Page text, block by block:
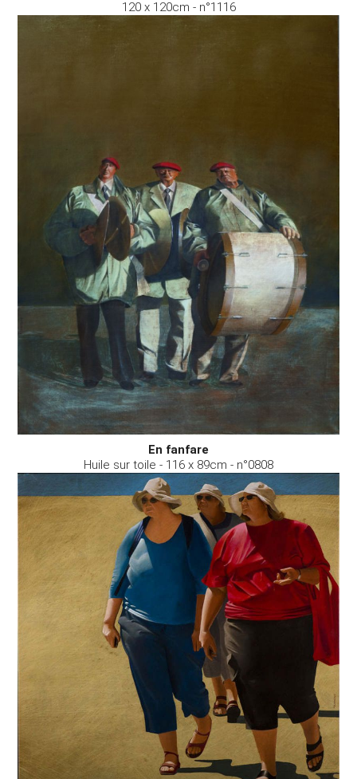
120 x 120cm - n°1116
En fanfare
Huile sur toile - 116 x 89cm - n°0808